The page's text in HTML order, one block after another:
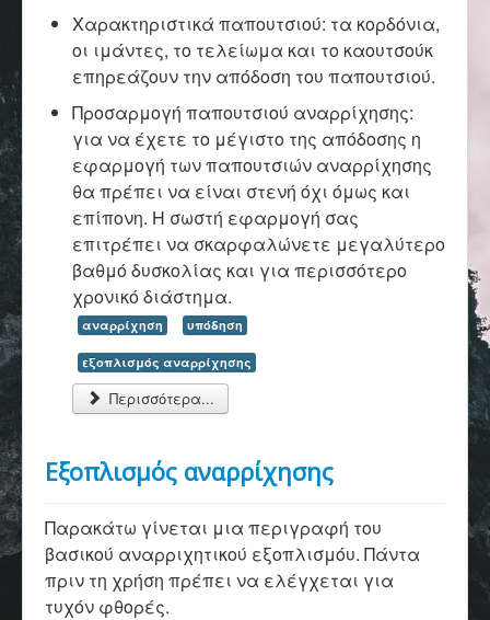
Χαρακτηριστικά παπουτσιού: τα κορδόνια,
οι ιμάντες, το τελείωμα και το καουτσούκ
επηρεάζουν την απόδοση του παπουτσιού.
Προσαρμογή παπουτσιού αναρρίχησης:
για να έχετε το μέγιστο της απόδοσης η
εφαρμογή των παπουτσιών αναρρίχησης
θα πρέπει να είναι στενή όχι όμως και
επίπονη. Η σωστή εφαρμογή σας
επιτρέπει να σκαρφαλώνετε μεγαλύτερο
βαθμό δυσκολίας και για περισσότερο
χρονικό διάστημα.
αναρρίχηση υπόδηση
εξοπλισμός αναρρίχησης
Περισσότερα...
Εξοπλισμός αναρρίχησης
Παρακάτω γίνεται μια περιγραφή του
βασικού αναρριχητικού εξοπλισμόυ. Πάντα
πριν τη χρήση πρέπει να ελέγχεται για
τυχόν φθορές.